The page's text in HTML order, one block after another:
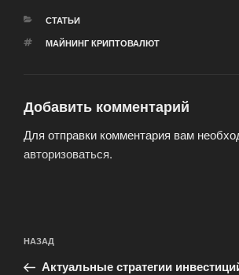
РУБРИКИ
СТАТЬИ
МЕТКИ
МАЙНИНГ КРИПТОВАЛЮТ
Добавить комментарий
Для отправки комментария вам
авторизоваться.
по
записям
Предыдущая
запись:
НАЗАД
Актуальные стратегии